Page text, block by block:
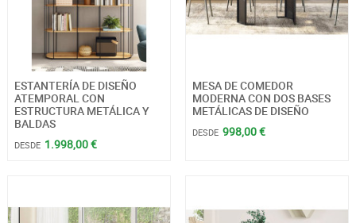
ESTANTERÍA DE DISEÑO
ATEMPORAL CON
ESTRUCTURA METÁLICA Y
BALDAS
DESDE 1.998,00 €
MESA DE COMEDOR
MODERNA CON DOS BASES
METÁLICAS DE DISEÑO
DESDE 998,00 €